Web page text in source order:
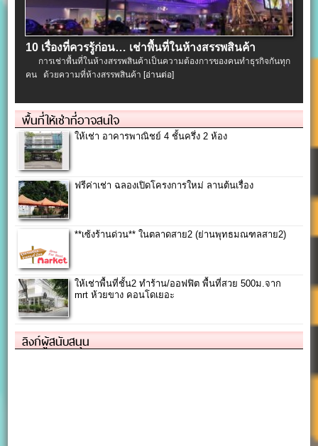
10 เรื่องที่ควรรู้ก่อน… เช่าพื้นที่ในห้างสรรพสินค้า
การเช่าพื้นที่ในห้างสรรพสินค้าเป็นความต้องการของคนทำธุรกิจกันทุก
คน ด้วยความที่ห้างสรรพสินค้า[อ่านต่อ]
พื้นที่ให้เช่าที่อาจสนใจ
ให้เช่า อาคารพาณิชย์ 4 ชั้นครึ่ง 2 ห้อง
ฟรีค่าเช่า ฉลองเปิดโครงการใหม่ ลานต้นเรื่อง
**เซ้งร้านด่วน** ในตลาดสาย2 (ย่านพุทธมณฑลสาย2)
ให้เช่าพื้นที่ชั้น2 ทำร้าน/ออฟฟิต พื้นที่สวย 500ม.จาก
mrt ห้วยขาง คอนโดเยอะ
ลิงก์ผู้สนับสนุน